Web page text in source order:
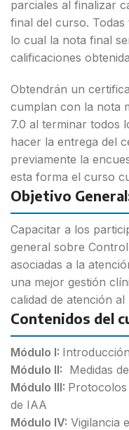
parciales al finalizar
final del curso. Todas
lo cual la nota final
calificaciones
Obtendrán un
cumplan con la nota
7.0 al terminar todos
hacer la entrega del
previamente la
esta forma el curso
Objetivo
Capacitar a los
general sobre
asociadas a la
una mejor gestión
calidad de atención al
Contenidos del
Módulo I:
Módulo II: Medidas
Módulo III:
de IAA
Módulo IV: Vigilancia